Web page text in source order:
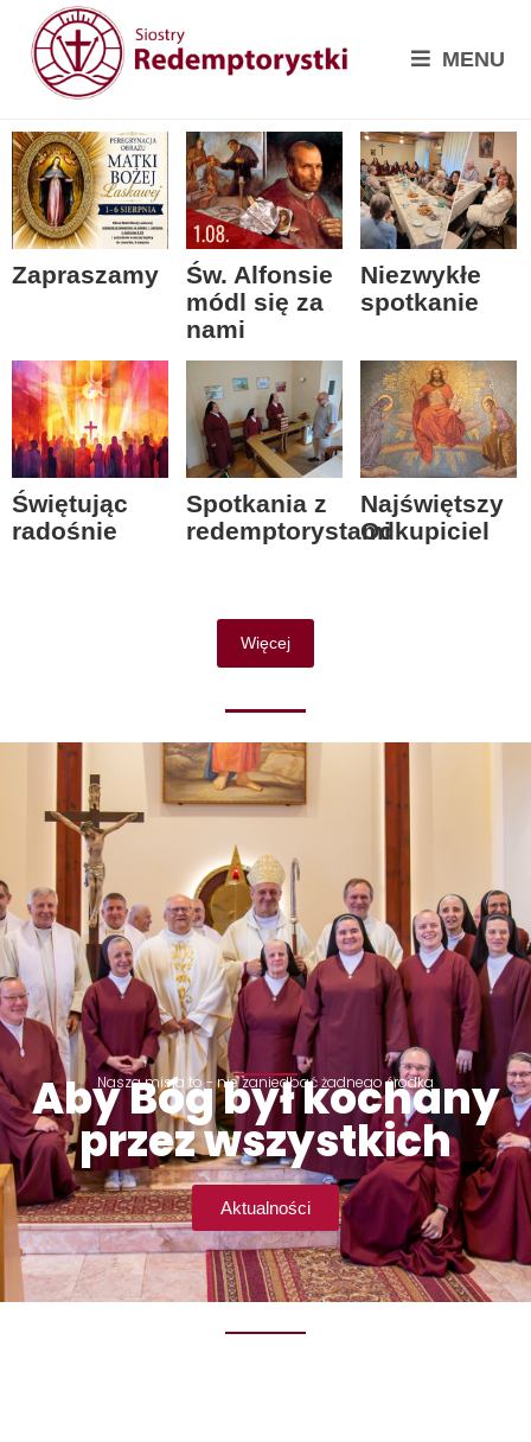
MENU
Zapraszamy
Św. Alfonsie
módl się za
nami
Niezwykłe
spotkanie
Świętując
radośnie
Spotkania z
redemptorystami
Najświętszy
Odkupiciel
Więcej
Nasza misja to - nie zaniedbać żadnego środka
Aby Bóg był kochany
przez wszystkich
Aktualności